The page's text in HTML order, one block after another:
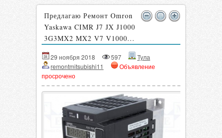
Предлагаю Ремонт Omron
Yaskawa CIMR J7 JX J1000
3G3MX2 MX2 V7 V1000...
29 ноября 2018 597
Тула
remontmitsubishi11
Объявление
просрочено